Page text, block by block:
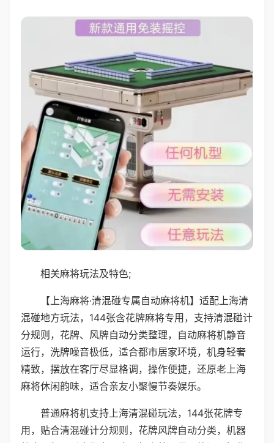
相关麻将玩法及特色;
【上海麻将·清混碰专属自动麻将机】适配上海清
混碰地方玩法，144张含花牌麻将专用，支持清混碰计
分规则，花牌、风牌自动分类整理，自动麻将机静音
运行，洗牌噪音极低，适合都市居家环境，机身轻奢
精致，摆放在客厅尽显格调，操作便捷，还原老上海
麻将休闲韵味，适合亲友小聚慢节奏娱乐。
普通麻将机支持上海清混碰玩法，144张花牌专
用，贴合清混碰计分规则，花牌风牌自动分类，机器